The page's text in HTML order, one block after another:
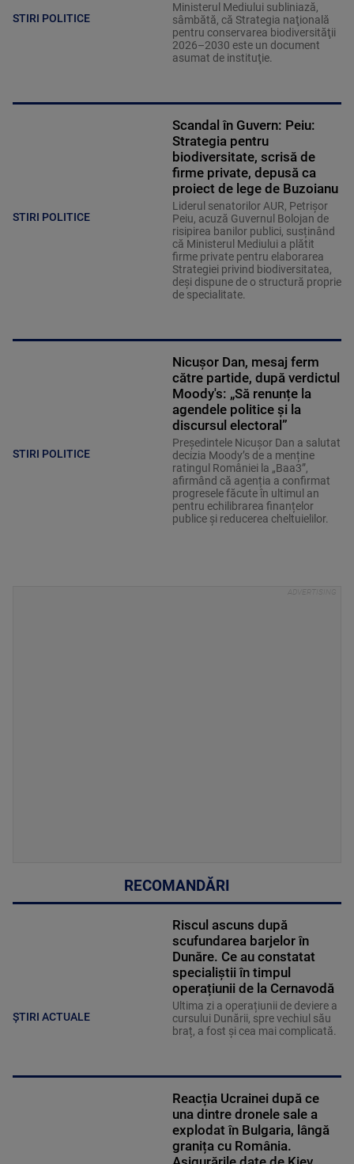
STIRI POLITICE
Ministerul Mediului subliniază,
sâmbătă, că Strategia naţională
pentru conservarea biodiversităţii
2026–2030 este un document
asumat de instituţie.
STIRI POLITICE
Scandal în Guvern: Peiu:
Strategia pentru
biodiversitate, scrisă de
firme private, depusă ca
proiect de lege de Buzoianu
Liderul senatorilor AUR, Petrișor
Peiu, acuză Guvernul Bolojan de
risipirea banilor publici, susținând
că Ministerul Mediului a plătit
firme private pentru elaborarea
Strategiei privind biodiversitatea,
deși dispune de o structură proprie
de specialitate.
STIRI POLITICE
Nicușor Dan, mesaj ferm
către partide, după verdictul
Moody's: „Să renunțe la
agendele politice şi la
discursul electoral”
Președintele Nicușor Dan a salutat
decizia Moody’s de a menține
ratingul României la „Baa3”,
afirmând că agenția a confirmat
progresele făcute în ultimul an
pentru echilibrarea finanțelor
publice și reducerea cheltuielilor.
RECOMANDĂRI
ȘTIRI ACTUALE
Riscul ascuns după
scufundarea barjelor în
Dunăre. Ce au constatat
specialiștii în timpul
operațiunii de la Cernavodă
Ultima zi a operațiunii de deviere a
cursului Dunării, spre vechiul său
braț, a fost și cea mai complicată.
Reacția Ucrainei după ce
una dintre dronele sale a
explodat în Bulgaria, lângă
granița cu România.